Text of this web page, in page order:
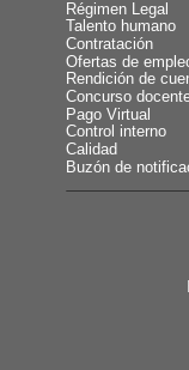
Régimen Legal
Talento humano
Contratación
Ofertas de
Rendición de
Concurso
Pago Virtual
Control interno
Calidad
Buzón de